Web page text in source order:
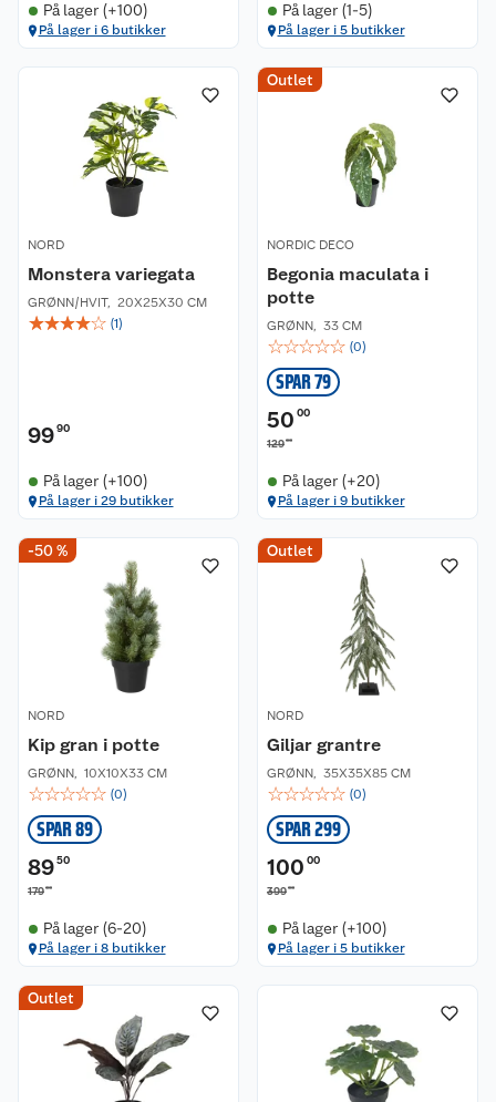
På lager (+100)
På lager i 6 butikker
På lager (1-5)
På lager i 5 butikker
NORD
Monstera variegata
GRØNN/HVIT, 20X25X30 CM
☆☆☆☆☆ (1)
9990
På lager (+100)
På lager i 29 butikker
Outlet
NORDIC DECO
Begonia maculata i
potte
GRØNN, 33 CM
☆☆☆☆☆ (0)
SPAR 79
50 00
12900
På lager (+20)
På lager i 9 butikker
-50 %
NORD
Kip gran i potte
GRØNN, 10X10X33 CM
☆☆☆☆☆ (0)
SPAR 89
8950
17900
På lager (6-20)
På lager i 8 butikker
Outlet
NORD
Giljar grantre
GRØNN, 35X35X85 CM
☆☆☆☆☆ (0)
SPAR 299
100 00
39900
På lager (+100)
På lager i 5 butikker
Outlet